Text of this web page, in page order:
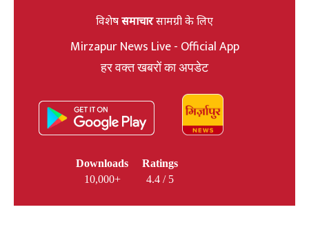
विशेषसमाचारसामग्री के लिए
Mirzapur News Live - Official App
हर वक्त खबरों का अपडेट
Downloads
10,000+
Ratings
4.4 / 5